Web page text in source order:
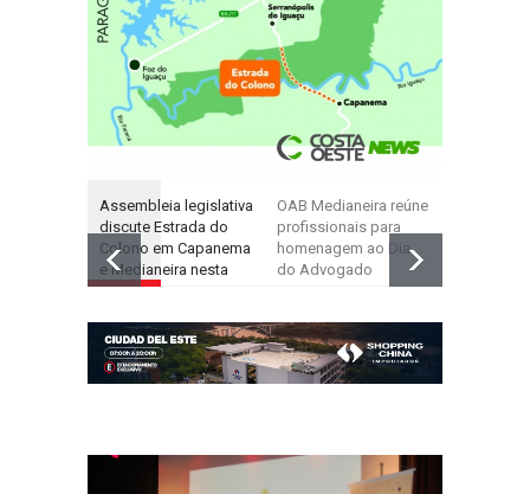
Assembleia legislativa
discute Estrada do
Colono em Capanema
e Medianeira nesta
semana
OAB Medianeira reúne
profissionais para
homenagem ao Dia
do Advogado